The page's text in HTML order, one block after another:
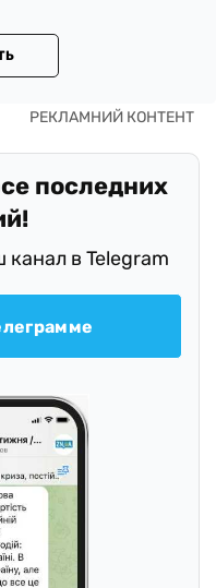
последних
в Telegram